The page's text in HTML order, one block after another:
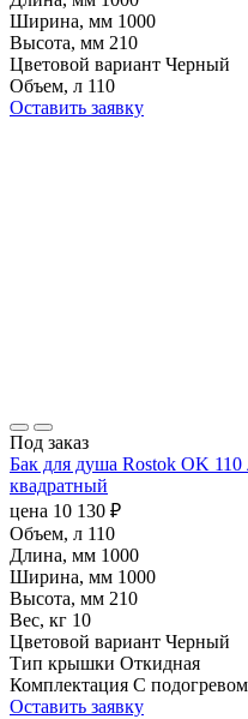
Ширина, мм 1000
Высота, мм 210
Цветовой вариант Черный
Объем, л 110
Оставить заявку
Под заказ
Бак для душа Rostok OK
квадратный
цена 10 130 ₽
Объем, л 110
Длина, мм 1000
Ширина, мм 1000
Высота, мм 210
Вес, кг 10
Цветовой вариант Черный
Тип крышки Откидная
Комплектация С подогревом
Оставить заявку